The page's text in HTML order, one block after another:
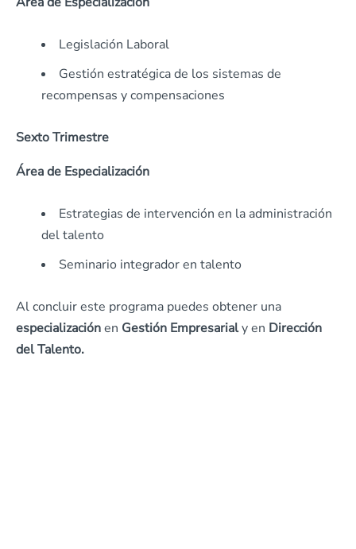
Legislación Laboral
Gestión estratégica de los sistemas de
recompensas y compensaciones
Sexto Trimestre
Área de Especialización
Estrategias de intervención en la administración
del talento
Seminario integrador en talento
Al concluir este programa puedes obtener una
especializaciónen Gestión Empresarialy en Dirección
del Talento.